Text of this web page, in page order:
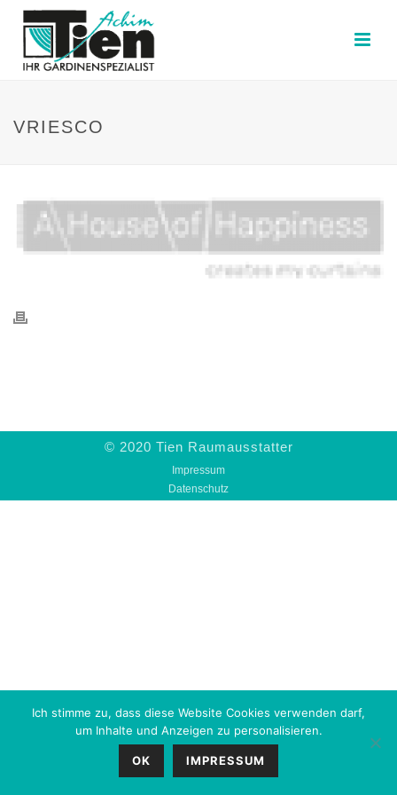
VRIESCO
© 2020 Tien Raumausstatter
Impressum
Datenschutz
Ich stimme zu, dass diese Website Cookies verwenden darf,
um Inhalte und Anzeigen zu personalisieren.
OK IMPRESSUM